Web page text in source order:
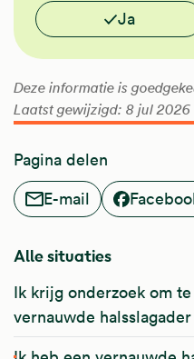
Vond je deze informatie
Ja
Deze informatie is
Laatst gewijzigd: 8 jul 2026
Pagina delen
E-mail
Alle situaties
Ik krijg onderzoek om
vernauwde